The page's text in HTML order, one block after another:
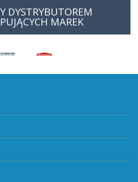
DYSTRYBUTOREM
MAREK